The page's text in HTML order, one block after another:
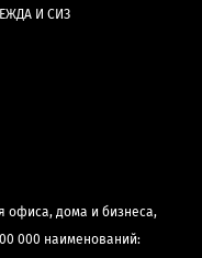
И СИЗ
офиса, дома и бизнеса,
000 наименований: